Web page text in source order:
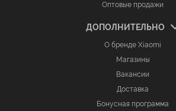
Оптовые продажи
ДОПОЛНИТЕЛЬНО
О бренде Xiaomi
Магазины
Вакансии
Доставка
Бонусная программа